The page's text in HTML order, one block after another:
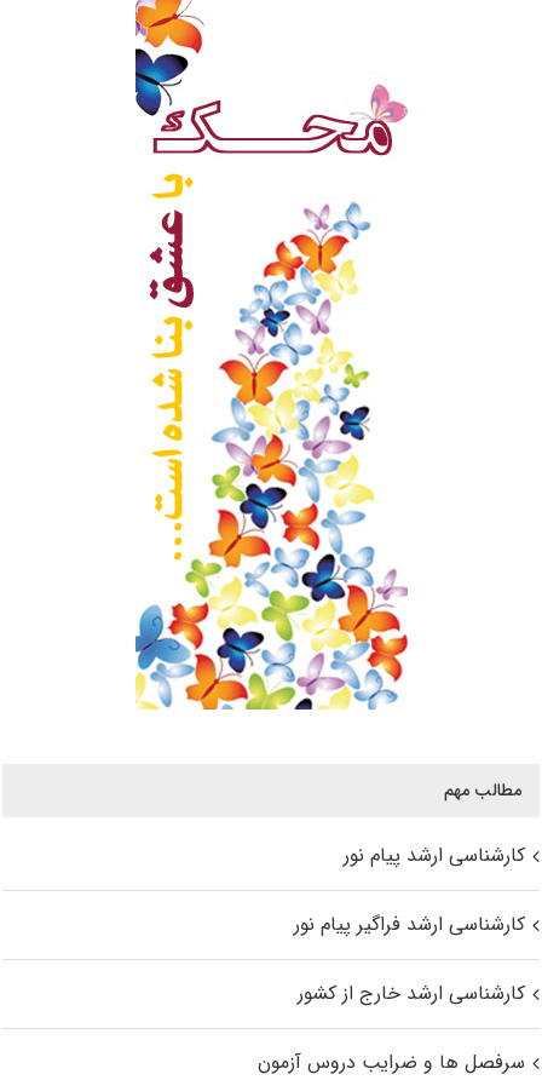
مطالب مهم
کارشناسی ارشد پیام نور
کارشناسی ارشد فراگیر پیام نور
کارشناسی ارشد خارج از کشور
سرفصل ها و ضرایب دروس آزمون